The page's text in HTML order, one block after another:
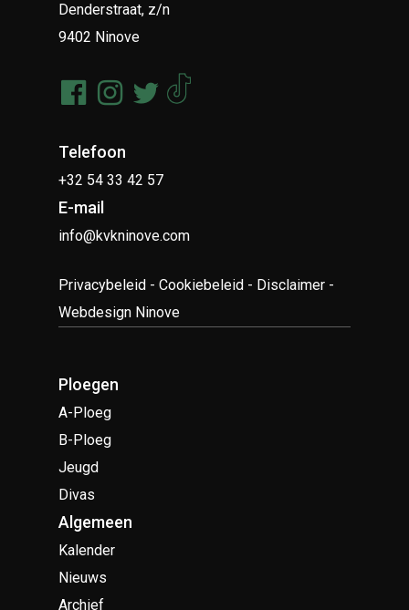
Denderstraat, z/n
9402 Ninove
Telefoon
+32 54 33 42 57
E-mail
info@kvkninove.com
Privacybeleid -Cookiebeleid - Disclaimer -
Webdesign Ninove
Ploegen
A-Ploeg
B-Ploeg
Jeugd
Divas
Algemeen
Kalender
Nieuws
Archief